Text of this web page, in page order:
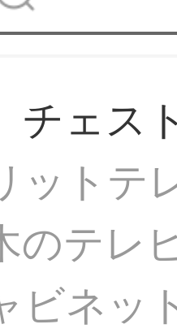
チェスト
ットテ
のテレ
ビネッ